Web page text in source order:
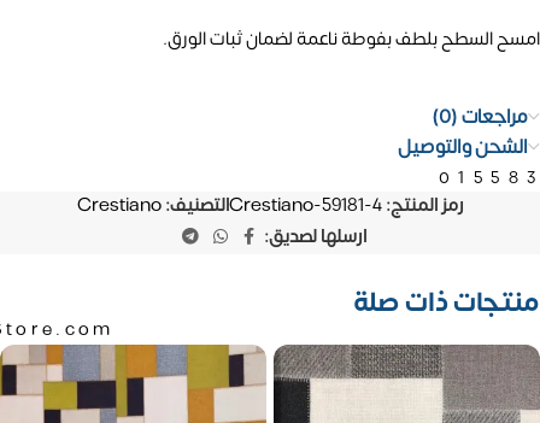
امسح السطح بلطف بفوطة ناعمة لضمان ثبات الورق.
مراجعات (0)
الشحن والتوصيل
رمز المنتج:Crestiano-59181-4التصنيف:Crestiano
ارسلها لصديق:
منتجات ذات صلة